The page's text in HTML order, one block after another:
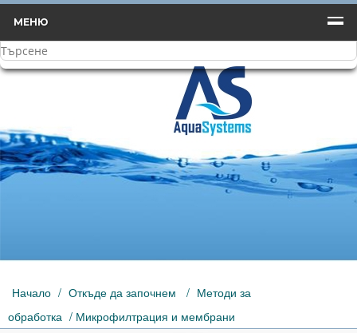
МЕНЮ
Начало / Откъде да започнем / Методи за
обработка / Микрофилтрация и мембрани